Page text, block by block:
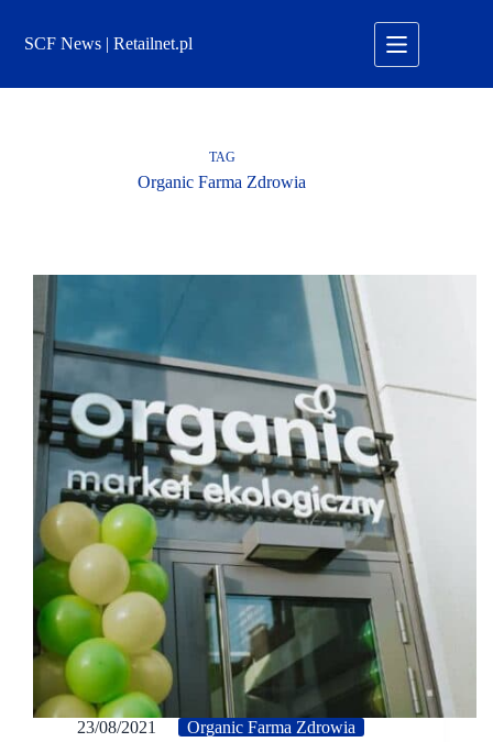
treściSCF News | Retailnet.pl
TAG
Organic Farma Zdrowia
23/08/2021 Organic Farma Zdrowia